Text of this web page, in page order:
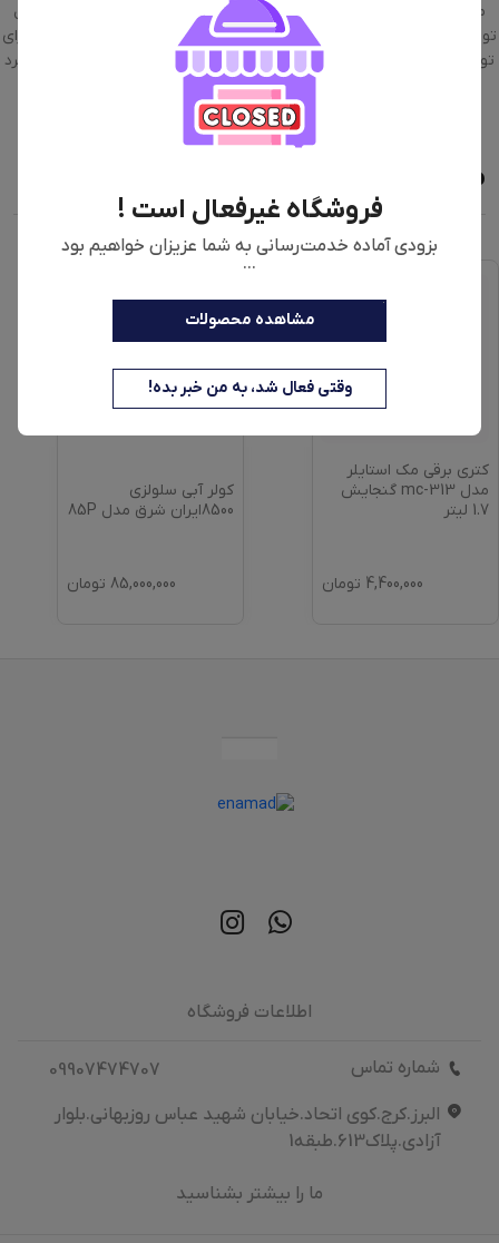
فروشگاه غیرفعال است !
بزودی آماده خدمت‌رسانی به شما عزیزان خواهیم بود
...
مشاهده محصولات
وقتی فعال شد، به من خبر بده!
مشکلی در راستای جا‌به‌جایی برای کاربر به‌همراه نداشته باشد. این محصول
توانایی ذخیره‌سازی حجم 200 میلی‌لیتر آب را دارد و تنها به 3 دقیقه زمان برای
تولید بخار نیاز دارد. این محصول برای انواع سطوح هم مناسب بوده و عملکرد
بسیار خوبی خواهد داشت.
محصولات مشابه
کتری برقی مک استایلر
مدل mc-313 گنجایش
1.7 لیتر
4,400,000 تومان
کولر آبی سلولزی
8500ایران شرق مدل 85P
85,000,000 تومان
اطلاعات فروشگاه
شماره تماس
09907474707
البرز.کرج.کوی اتحاد.خیابان شهید عباس روزبهانی.بلوار
آزادی.پلاک613.طبقه1
ما را بیشتر بشناسید